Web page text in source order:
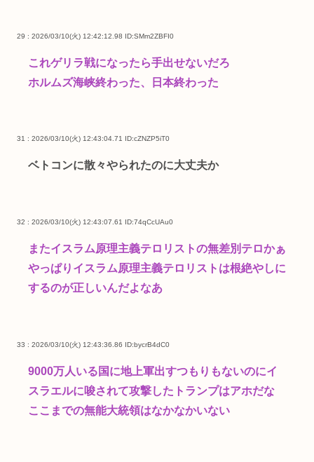
29 : 2026/03/10(火) 12:42:12.98 ID:SMm2ZBFI0
これゲリラ戦になったら手出せないだろ
ホルムズ海峡終わった、日本終わった
31 : 2026/03/10(火) 12:43:04.71 ID:cZNZP5iT0
ベトコンに散々やられたのに大丈夫か
32 : 2026/03/10(火) 12:43:07.61 ID:74qCcUAu0
またイスラム原理主義テロリストの無差別テロかぁ
やっぱりイスラム原理主義テロリストは根絶やしに
するのが正しいんだよなあ
33 : 2026/03/10(火) 12:43:36.86 ID:bycrB4dC0
9000万人いる国に地上軍出すつもりもないのにイ
スラエルに唆されて攻撃したトランプはアホだな
ここまでの無能大統領はなかなかいない